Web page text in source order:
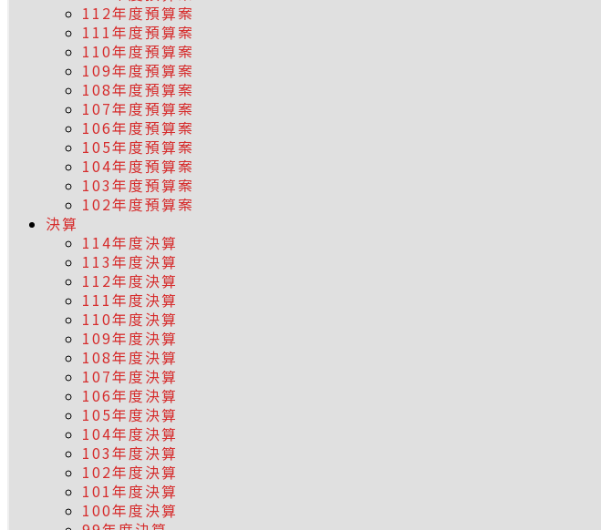
112年度預算案
111年度預算案
110年度預算案
109年度預算案
108年度預算案
107年度預算案
106年度預算案
105年度預算案
104年度預算案
103年度預算案
102年度預算案
決算
114年度決算
113年度決算
112年度決算
111年度決算
110年度決算
109年度決算
108年度決算
107年度決算
106年度決算
105年度決算
104年度決算
103年度決算
102年度決算
101年度決算
100年度決算